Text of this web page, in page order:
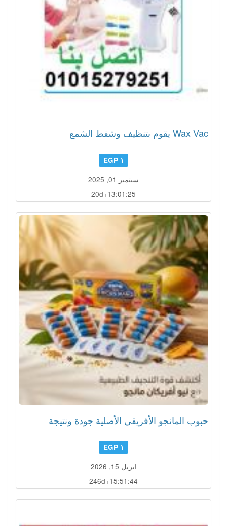
Wax Vac يقوم بتنظيف وشفط الشمع
١ EGP
سبتمبر 01, 2025
20d+13:01:22
حبوب المانجو الأفريقي الأصلية جودة ونتيجة
١ EGP
ابريل 15, 2026
246d+15:51:41